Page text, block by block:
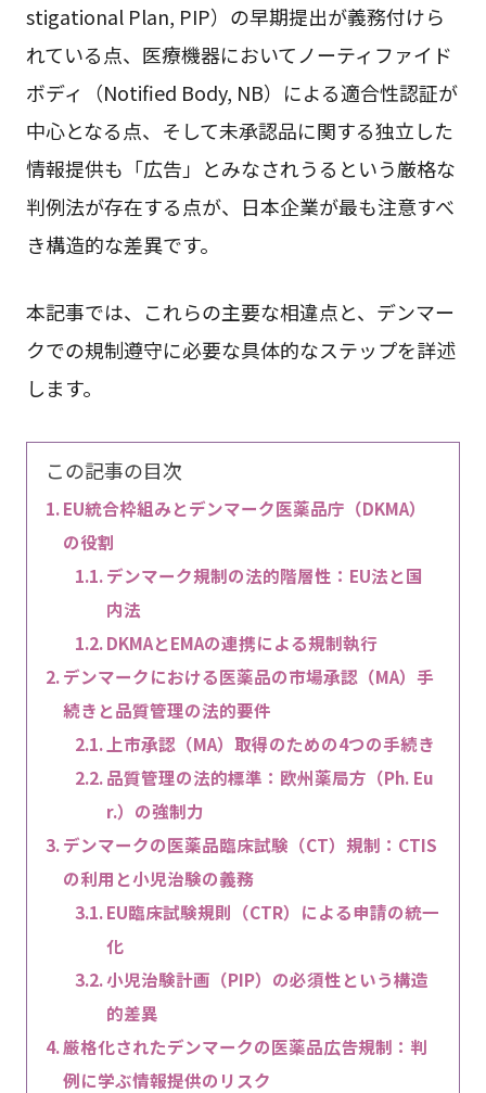
stigational Plan, PIP）の早期提出が義務付けら
れている点、医療機器においてノーティファイド
ボディ（Notified Body, NB）による適合性認証が
中心となる点、そして未承認品に関する独立した
情報提供も「広告」とみなされうるという厳格な
判例法が存在する点が、日本企業が最も注意すべ
き構造的な差異です。
本記事では、これらの主要な相違点と、デンマー
クでの規制遵守に必要な具体的なステップを詳述
します。
この記事の目次
EU統合枠組みとデンマーク医薬品庁（DKMA）
の役割
デンマーク規制の法的階層性：EU法と国
内法
DKMAとEMAの連携による規制執行
デンマークにおける医薬品の市場承認（MA）手
続きと品質管理の法的要件
上市承認（MA）取得のための4つの手続き
品質管理の法的標準：欧州薬局方（Ph. Eu
r.）の強制力
デンマークの医薬品臨床試験（CT）規制：CTIS
の利用と小児治験の義務
EU臨床試験規則（CTR）による申請の統一
化
小児治験計画（PIP）の必須性という構造
的差異
厳格化されたデンマークの医薬品広告規制：判
例に学ぶ情報提供のリスク